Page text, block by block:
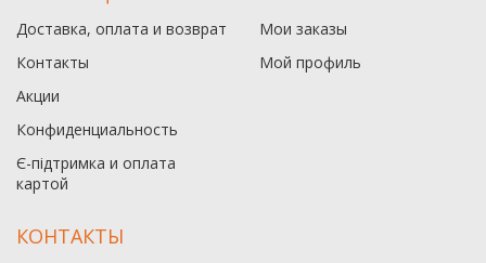
Доставка, оплата и возврат
Контакты
Акции
Конфиденциальность
Є-підтримка и оплата
картой
Мои заказы
Мой профиль
КОНТАКТЫ